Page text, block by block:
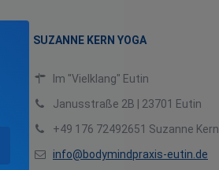
SUZANNE KERN YOGA
Im "Vielklang" Eutin
Janusstraße 2B | 23701 Eutin
+49 176 72492651 Suzanne Kern
info@bodymindpraxis-eutin.de